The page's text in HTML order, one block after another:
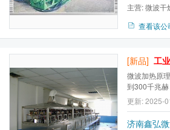
主营:微波干
查看该公
[新品] 工
微波加热原
到300千兆
被反射的电
互作用，对
效应等能量
更新: 2025-
济南鑫弘